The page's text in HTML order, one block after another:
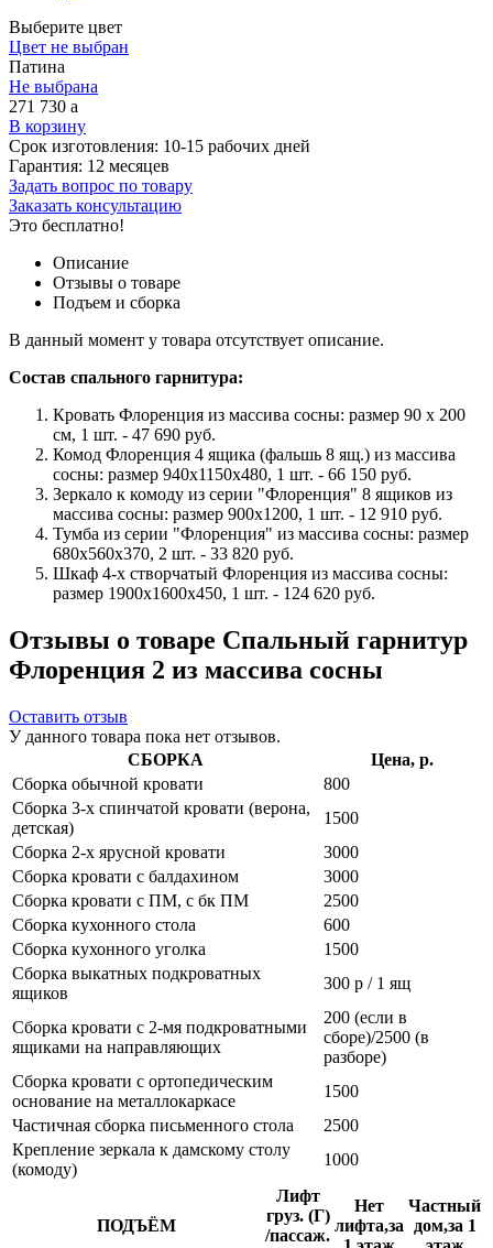
Выберите цвет
Цвет не выбран
Патина
Не выбрана
271 730 a
В корзину
Срок изготовления: 10-15 рабочих дней
Гарантия: 12 месяцев
Задать вопрос по товару
Заказать консультацию
Это бесплатно!
Описание
Отзывы о товаре
Подъем и сборка
В данный момент у товара отсутствует описание.
Состав спального гарнитура:
Кровать Флоренция из массива сосны: размер 90 x 200
см, 1 шт. - 47 690 руб.
Комод Флоренция 4 ящика (фальшь 8 ящ.) из массива
сосны: размер 940x1150x480, 1 шт. - 66 150 руб.
Зеркало к комоду из серии "Флоренция" 8 ящиков из
массива сосны: размер 900x1200, 1 шт. - 12 910 руб.
Тумба из серии "Флоренция" из массива сосны: размер
680x560x370, 2 шт. - 33 820 руб.
Шкаф 4-х створчатый Флоренция из массива сосны:
размер 1900х1600х450, 1 шт. - 124 620 руб.
Отзывы о товаре Спальный гарнитур
Флоренция 2 из массива сосны
Оставить отзыв
У данного товара пока нет отзывов.
СБОРКА
Цена, р.
Сборка обычной кровати
800
Сборка 3-х спинчатой кровати (верона,
детская)
1500
Сборка 2-х ярусной кровати
3000
Сборка кровати с балдахином
3000
Сборка кровати с ПМ, с бк ПМ
2500
Сборка кухонного стола
600
Сборка кухонного уголка
1500
Сборка выкатных подкроватных
ящиков
300 р / 1 ящ
Сборка кровати с 2-мя подкроватными
ящиками на направляющих
200 (если в
сборе)/2500 (в
разборе)
Сборка кровати с ортопедическим
основание на металлокаркасе
1500
Частичная сборка письменного стола
2500
Крепление зеркала к дамскому столу
(комоду)
1000
ПОДЪЁМ
Лифт
груз. (Г)
/пассаж.
Нет
лифта,за
Частный
дом,за 1